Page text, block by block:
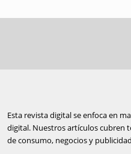
Esta revista digital se enfoca en
digital. Nuestros artículos cubren
de consumo, negocios y